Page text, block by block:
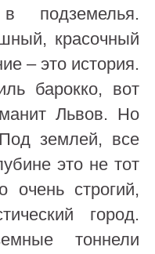
подземелья.
красочный
– это история.
барокко, вот
Львов. Но
землей, все
это не тот
очень строгий,
город.
тоннели